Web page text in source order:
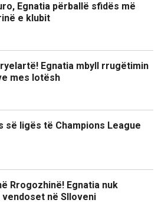
Egnatia përballë sfidës më
e klubit
Egnatia mbyll rrugëtimin
mes lotësh
ligës të Champions League
Rrogozhinë! Egnatia nuk
në Slloveni